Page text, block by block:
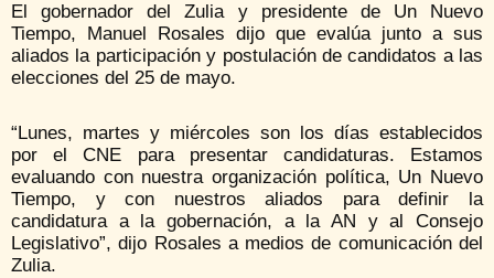
El gobernador del Zulia y presidente de Un Nuevo
Tiempo, Manuel Rosales dijo que evalúa junto a sus
aliados la participación y postulación de candidatos a las
elecciones del 25 de mayo.
“Lunes, martes y miércoles son los días establecidos
por el CNE para presentar candidaturas. Estamos
evaluando con nuestra organización política, Un Nuevo
Tiempo, y con nuestros aliados para definir la
candidatura a la gobernación, a la AN y al Consejo
Legislativo”, dijo Rosales a medios de comunicación del
Zulia.